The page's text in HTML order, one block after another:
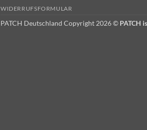
WIDERRUFSFORMULAR
PATCH Deutschland Copyright 2026 © PATCH